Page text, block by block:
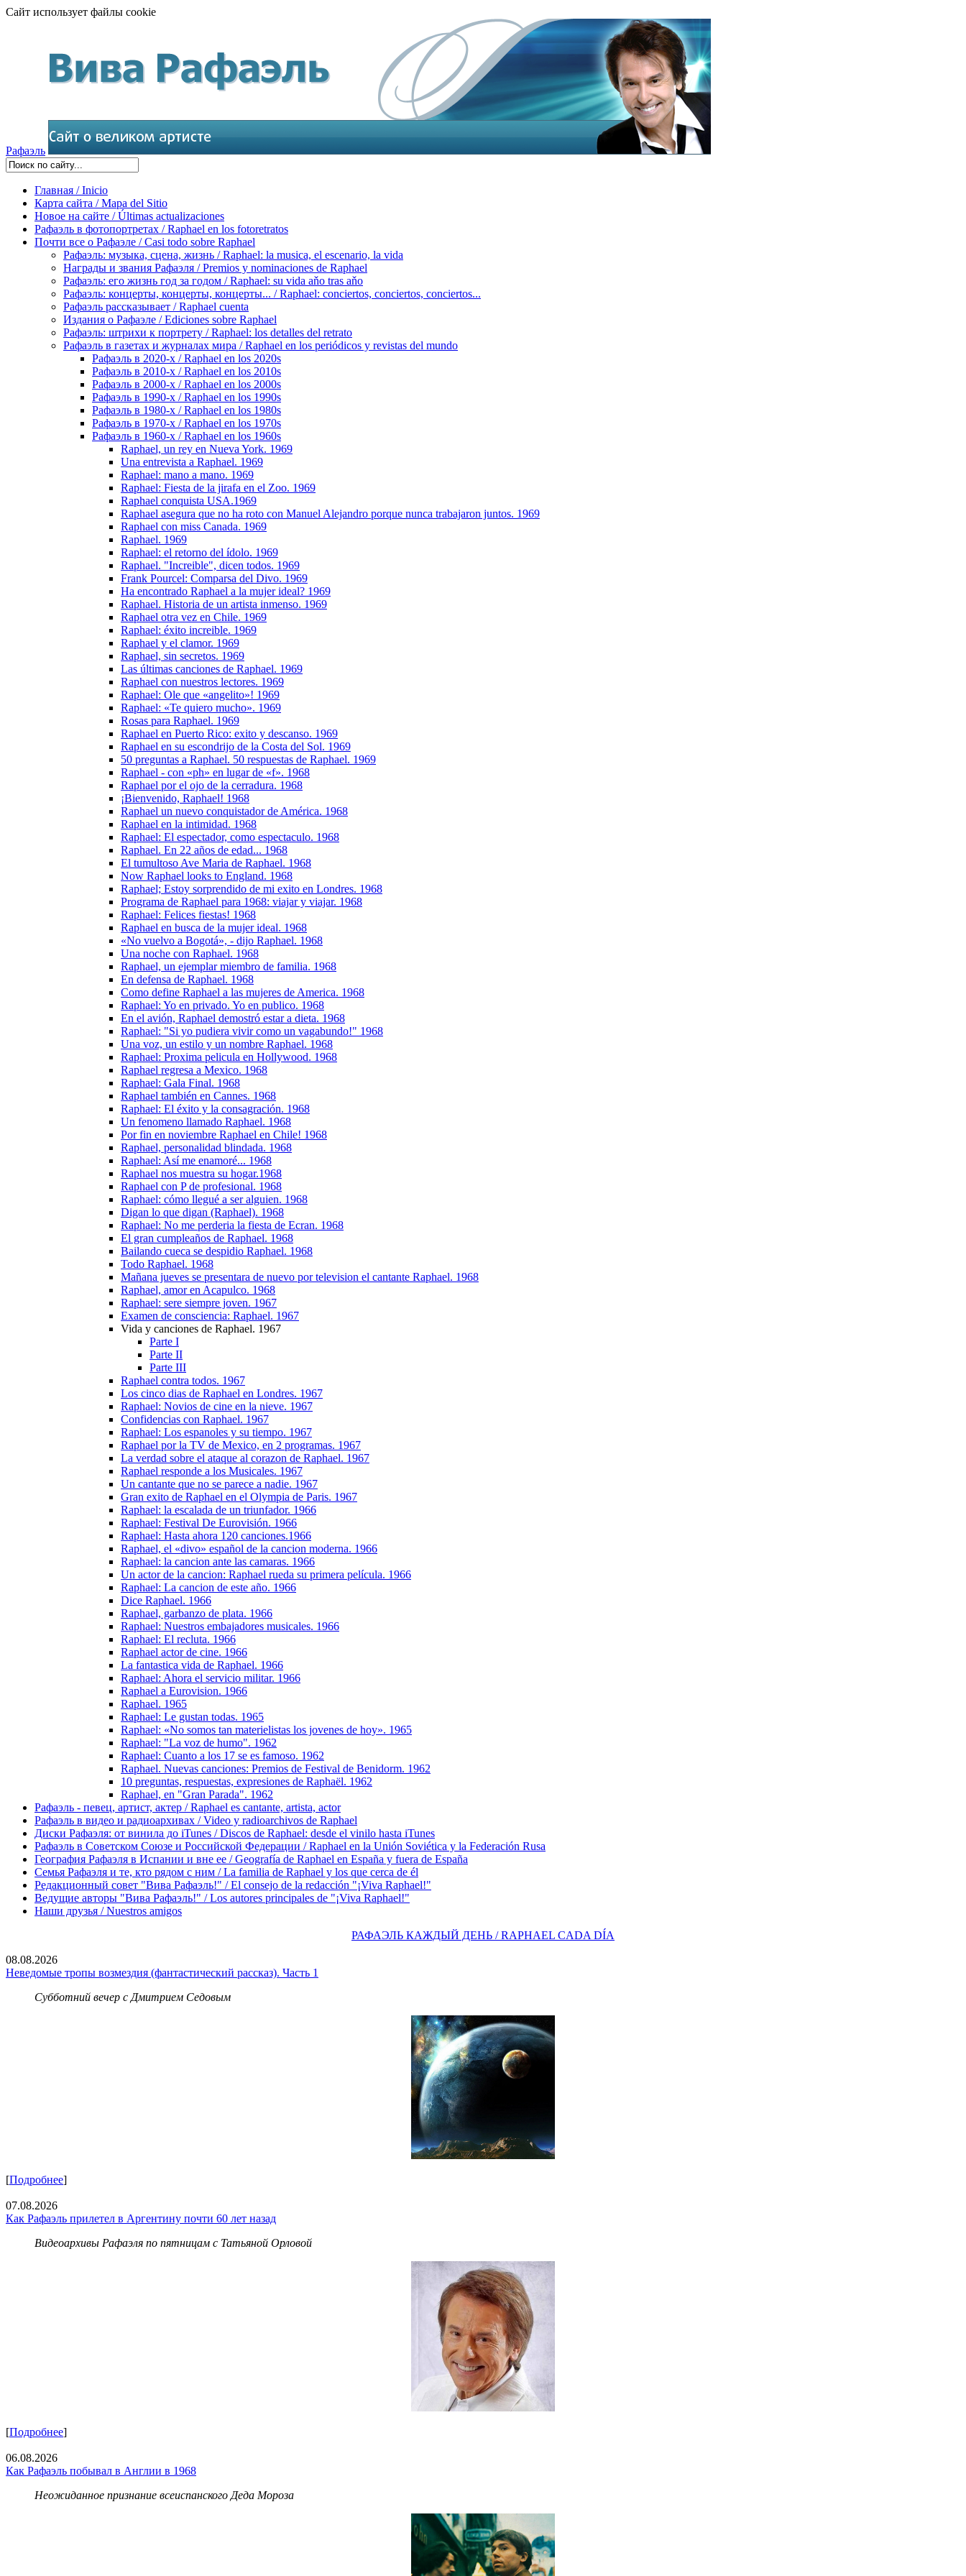
Сайт использует файлы cookie
Рафаэль
Главная / Inicio
Карта сайта / Mapa del Sitio
Новое на сайте / Últimas actualizaciones
Рафаэль в фотопортретах / Raphael en los fotoretratos
Почти все о Рафаэле / Casi todo sobre Raphael
Рафаэль: музыка, сцена, жизнь / Raphael: la musica, el escenario, la vida
Награды и звания Рафаэля / Premios y nominaciones de Raphael
Рафаэль: его жизнь год за годом / Raphael: su vida aňo tras aňo
Рафаэль: концерты, концерты, концерты... / Raphael: conciertos, сonciertos, сonciertos...
Рафаэль рассказывает / Raphael cuenta
Издания о Рафаэле / Ediciones sobre Raphael
Рафаэль: штрихи к портрету / Raphael: los detalles del retrato
Рафаэль в газетах и журналах мира / Raphael en los periódicos y revistas del mundo
Рафаэль в 2020-х / Raphael en los 2020s
Рафаэль в 2010-х / Raphael en los 2010s
Рафаэль в 2000-х / Raphael en los 2000s
Рафаэль в 1990-х / Raphael en los 1990s
Рафаэль в 1980-х / Raphael en los 1980s
Рафаэль в 1970-х / Raphael en los 1970s
Рафаэль в 1960-х / Raphael en los 1960s
Raphael, un rey en Nueva York. 1969
Una entrevista a Raphael. 1969
Raphael: mano a mano. 1969
Raphael: Fiesta de la jirafa en el Zoo. 1969
Raphael conquista USA.1969
Raphael asegura que no ha roto con Manuel Alejandro porque nunca trabajaron juntos. 1969
Raphael con miss Canada. 1969
Raphael. 1969
Raphael: el retorno del ídolo. 1969
Raphael. "Increible", dicen todos. 1969
Frank Pourcel: Comparsa del Divo. 1969
Ha encontrado Raphael a la mujer ideal? 1969
Raphael. Historia de un artista inmenso. 1969
Raphael otra vez en Chile. 1969
Raphael: éxito increible. 1969
Raphael y el clamor. 1969
Raphael, sin secretos. 1969
Las últimas canciones de Raphael. 1969
Raphael con nuestros lectores. 1969
Raphael: Ole que «angelito»! 1969
Raphael: «Te quiero mucho». 1969
Rosas para Raphael. 1969
Raphael en Puerto Rico: exito y descanso. 1969
Raphael en su escondrijo de la Costa del Sol. 1969
50 preguntas a Raphael. 50 respuestas de Raphael. 1969
Raphael - con «ph» en lugar de «f». 1968
Raphael por el ojo de la cerradura. 1968
¡Bienvenido, Raphael! 1968
Raphael un nuevo conquistador de América. 1968
Raphael en la intimidad. 1968
Raphael: El espectador, como espectaculo. 1968
Raphael. En 22 años de edad... 1968
El tumultoso Ave Maria de Raphael. 1968
Now Raphael looks to England. 1968
Raphael; Estoy sorprendido de mi exito en Londres. 1968
Programa de Raphael para 1968: viajar y viajar. 1968
Raphael: Felices fiestas! 1968
Raphael en busca de la mujer ideal. 1968
«No vuelvo a Bogotá», - dijo Raphael. 1968
Una noche con Raphael. 1968
Raphael, un ejemplar miembro de familia. 1968
En defensa de Raphael. 1968
Como define Raphael a las mujeres de America. 1968
Raphael: Yo en privado. Yo en publico. 1968
En el avión, Raphael demostró estar a dieta. 1968
Raphael: "Si yo pudiera vivir como un vagabundo!" 1968
Una voz, un estilo y un nombre Raphael. 1968
Raphael: Proxima pelicula en Hollywood. 1968
Raphael regresa a Mexico. 1968
Raphael: Gala Final. 1968
Raphael también en Cannes. 1968
Raphael: El éxito y la consagración. 1968
Un fenomeno llamado Raphael. 1968
Por fin en noviembre Raphael en Chile! 1968
Raphael, personalidad blindada. 1968
Raphael: Así me enamoré... 1968
Raphael nos muestra su hogar.1968
Raphael con P de profesional. 1968
Raphael: cómo llegué a ser alguien. 1968
Digan lo que digan (Raphael). 1968
Raphael: No me perderia la fiesta de Ecran. 1968
El gran cumpleaños de Raphael. 1968
Bailando cueca se despidio Raphael. 1968
Todo Raphael. 1968
Mañana jueves se presentara de nuevo por television el cantante Raphael. 1968
Raphael, amor en Acapulco. 1968
Raphael: sere siempre joven. 1967
Examen de consciencia: Raphael. 1967
Vida y canciones de Raphael. 1967
Parte I
Parte II
Parte III
Raphael contra todos. 1967
Los cinco dias de Raphael en Londres. 1967
Raphael: Novios de cine en la nieve. 1967
Confidencias con Raphael. 1967
Raphael: Los espanoles y su tiempo. 1967
Raphael por la TV de Mexico, en 2 programas. 1967
La verdad sobre el ataque al corazon de Raphael. 1967
Raphael responde a los Musicales. 1967
Un cantante que no se parece a nadie. 1967
Gran exito de Raphael en el Olympia de Paris. 1967
Raphael: la escalada de un triunfador. 1966
Raphael: Festival De Eurovisión. 1966
Raphael: Hasta ahora 120 canciones.1966
Raphael, el «divo» español de la cancion moderna. 1966
Raphael: la cancion ante las camaras. 1966
Un actor de la cancion: Raphael rueda su primera película. 1966
Raphael: La cancion de este año. 1966
Dice Raphael. 1966
Raphael, garbanzo de plata. 1966
Raphael: Nuestros embajadores musicales. 1966
Raphael: El recluta. 1966
Raphael actor de cine. 1966
La fantastica vida de Raphael. 1966
Raphael: Ahora el servicio militar. 1966
Raphael a Eurovision. 1966
Raphael. 1965
Raphael: Le gustan todas. 1965
Raphael: «No somos tan materielistas los jovenes de hoy». 1965
Raphael: "La voz de humo". 1962
Raphael: Cuanto a los 17 se es famoso. 1962
Raphael. Nuevas canciones: Premios de Festival de Benidorm. 1962
10 preguntas, respuestas, expresiones de Raphaёl. 1962
Raphael, en "Gran Parada". 1962
Рафаэль - певец, артист, актер / Raphael es cantante, artista, actor
Рафаэль в видео и радиоархивах / Video y radioarchivos de Raphael
Диски Рафаэля: от винила до iTunes / Discos de Raphael: desde el vinilo hasta iTunes
Рафаэль в Советском Союзе и Российской Федерации / Raphael en la Unión Soviética y la Federación Rusa
География Рафаэля в Испании и вне ее / Geografía de Raphael en España y fuera de España
Семья Рафаэля и те, кто рядом с ним / La familia de Raphael y los que cerca de él
Редакционный совет "Вива Рафаэль!" / El consejo de la redacción "¡Viva Raphael!"
Ведущие авторы "Вива Рафаэль!" / Los autores principales de "¡Viva Raphael!"
Наши друзья / Nuestros amigos
РАФАЭЛЬ КАЖДЫЙ ДЕНЬ / RAPHAEL CADA DÍA
08.08.2026
Неведомые тропы возмездия (фантастический рассказ). Часть 1
Субботний вечер с Дмитрием Седовым
[Подробнее]
07.08.2026
Как Рафаэль прилетел в Аргентину почти 60 лет назад
Видеоархивы Рафаэля по пятницам с Татьяной Орловой
[Подробнее]
06.08.2026
Как Рафаэль побывал в Англии в 1968
Неожиданное признание всеиспанского Деда Мороза